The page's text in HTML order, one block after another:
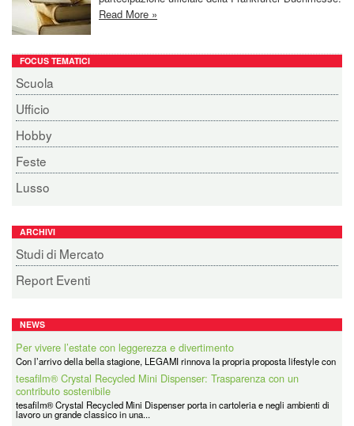
Read More »
FOCUS TEMATICI
Scuola
Ufficio
Hobby
Feste
Lusso
ARCHIVI
Studi di Mercato
Report Eventi
NEWS
Per vivere l’estate con leggerezza e divertimento
Con l’arrivo della bella stagione, LEGAMI rinnova la propria proposta lifestyle con
una serie di novità pensate per...
tesafilm® Crystal Recycled Mini Dispenser: Trasparenza con un
contributo sostenibile
tesafilm® Crystal Recycled Mini Dispenser porta in cartoleria e negli ambienti di
lavoro un grande classico in una...
CARIOCA rafforza la propria struttura commerciale: Filippo Maceroli
nominato nuovo Direttore Vendite Italia